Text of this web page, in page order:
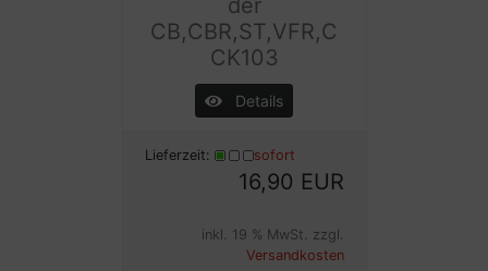
der
CB,CBR,ST,VFR,C
CK103
Details
Lieferzeit: sofort
16,90 EUR
inkl. 19 % MwSt. zzgl.
Versandkosten